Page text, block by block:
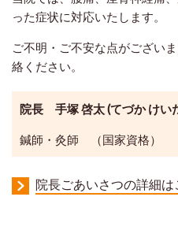
った症状に対応いたします。
ご不明・ご不安な点がござい
絡ください。
院長 手塚 啓太 (てづか けい
鍼師・灸師 （国家資格）
院長ごあいさつの詳細は